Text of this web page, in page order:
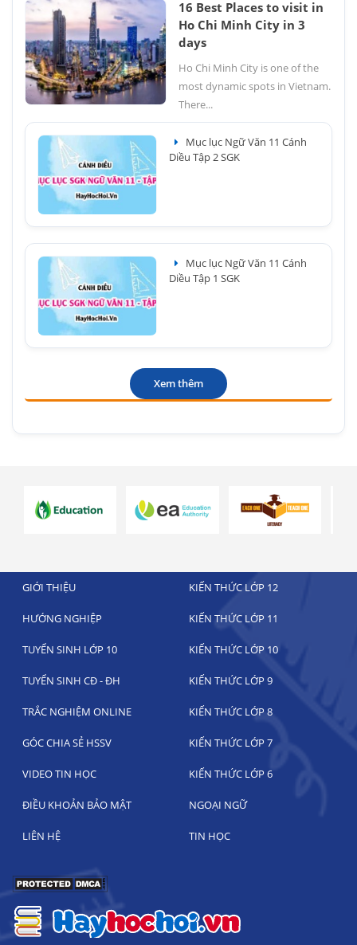
16 Best Places to visit in
Ho Chi Minh City in 3
days
Ho Chi Minh City is one of the
most dynamic spots in Vietnam.
There...
Mục lục Ngữ Văn 11 Cánh
Diều Tập 2 SGK
Mục lục Ngữ Văn 11 Cánh
Diều Tập 1 SGK
Xem thêm
GIỚI THIỆU KIẾN THỨC LỚP 12
HƯỚNG NGHIỆP KIẾN THỨC LỚP 11
TUYỂN SINH LỚP 10 KIẾN THỨC LỚP 10
TUYỂN SINH CĐ - ĐH KIẾN THỨC LỚP 9
TRẮC NGHIỆM ONLINE KIẾN THỨC LỚP 8
GÓC CHIA SẺ HSSV KIẾN THỨC LỚP 7
VIDEO TIN HỌC KIẾN THỨC LỚP 6
ĐIỀU KHOẢN BẢO MẬT NGOẠI NGỮ
LIÊN HỆ TIN HỌC